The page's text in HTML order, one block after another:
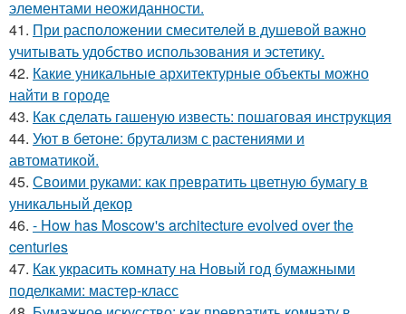
элементами неожиданности.
41. При расположении смесителей в душевой важно
учитывать удобство использования и эстетику.
42. Какие уникальные архитектурные объекты можно
найти в городе
43. Как сделать гашеную известь: пошаговая инструкция
44. Уют в бетоне: брутализм с растениями и
автоматикой.
45. Своими руками: как превратить цветную бумагу в
уникальный декор
46. - How has Moscow's architecture evolved over the
centuries
47. Как украсить комнату на Новый год бумажными
поделками: мастер-класс